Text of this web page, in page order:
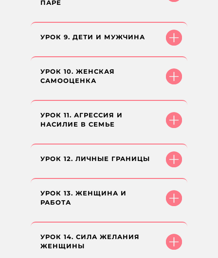
ПАРЕ
УРОК 9. ДЕТИ И МУЖЧИНА
УРОК 10. ЖЕНСКАЯ
САМООЦЕНКА
УРОК 11. АГРЕССИЯ И
НАСИЛИЕ В СЕМЬЕ
УРОК 12. ЛИЧНЫЕ ГРАНИЦЫ
УРОК 13. ЖЕНЩИНА И
РАБОТА
УРОК 14. СИЛА ЖЕЛАНИЯ
ЖЕНЩИНЫ